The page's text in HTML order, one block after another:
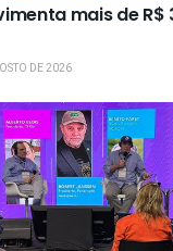
mais de R$
DE 2026